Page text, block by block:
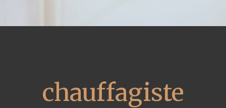
chauffagiste